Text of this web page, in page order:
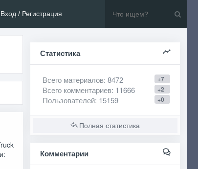
Вход / Регистрация
Статистика
+7
Всего материалов: 8472
+2
Всего комментариев: 11666
+0
Пользователей: 15159
Полная статистика
Комментарии